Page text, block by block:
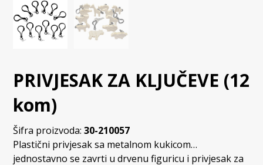
PRIVJESAK ZA KLJUČEVE (12
kom)
Šifra proizvoda:30-210057
Plastični privjesak sa metalnom kukicom…
jednostavno se zavrti u drvenu figuricu i privjesak za